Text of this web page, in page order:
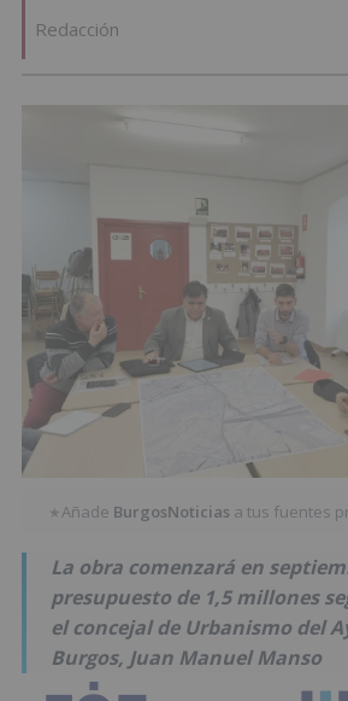
Redacción
★Añade BurgosNoticias a tus fuentes
La obra comenzará en
presupuesto de 1,5 millones
el concejal de Urbanismo del
Burgos, Juan Manuel Manso